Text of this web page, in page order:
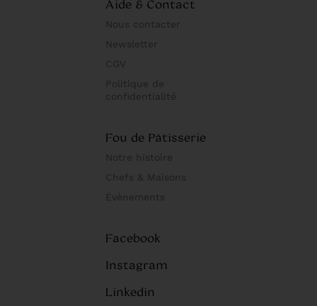
Aide & Contact
Nous contacter
Newsletter
CGV
Politique de
confidentialité
Fou de Pâtisserie
Notre histoire
Chefs & Maisons
Évènements
Facebook
Instagram
Linkedin